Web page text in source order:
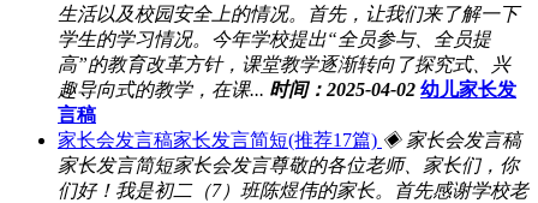
生活以及校园安全上的情况。首先，让我们来了解一下
学生的学习情况。今年学校提出“全员参与、全员提
高”的教育改革方针，课堂教学逐渐转向了探究式、兴
趣导向式的教学，在课... 时间：2025-04-02 幼儿家长发
言稿
家长会发言稿家长发言简短(推荐17篇) ◈ 家长会发言稿
家长发言简短家长会发言尊敬的各位老师、家长们，你
们好！我是初二（7）班陈煜伟的家长。首先感谢学校老